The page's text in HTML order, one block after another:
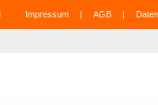
Impressum | AGB |